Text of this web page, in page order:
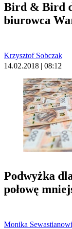
Bird & Bird
biurowca
Krzysztof Sobczak
14.02.2018 | 08:12
Podwyżka
połowę
Monika